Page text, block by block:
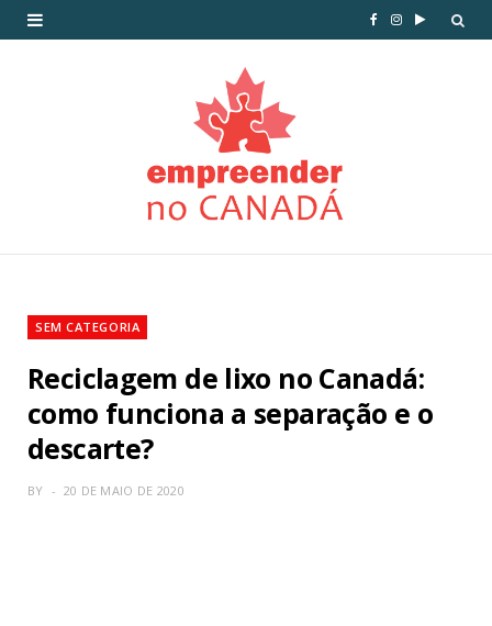
SEM CATEGORIA
Reciclagem de lixo no Canadá:
como funciona a separação e o
descarte?
BY 20 DE MAIO DE 2020